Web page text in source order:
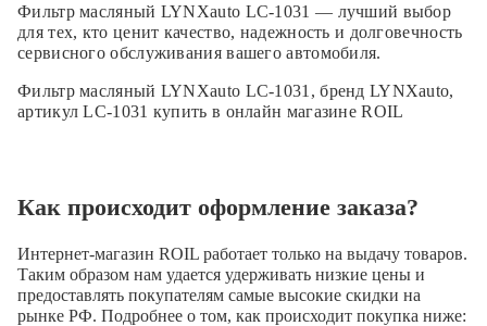
Фильтр масляный LYNXauto LC-1031 — лучший выбор
для тех, кто ценит качество, надежность и долговечность
сервисного обслуживания вашего автомобиля.
Фильтр масляный LYNXauto LC-1031, бренд LYNXauto,
артикул LC-1031 купить в онлайн магазине ROIL
Как происходит оформление заказа?
Интернет-магазин ROIL работает только на выдачу товаров.
Таким образом нам удается удерживать низкие цены и
предоставлять покупателям самые высокие скидки на
рынке РФ. Подробнее о том, как происходит покупка ниже: